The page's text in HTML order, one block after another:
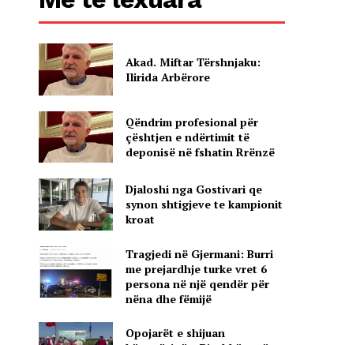
Akad. Miftar Tërshnjaku:
Ilirida Arbërore
Qëndrim profesional për
çështjen e ndërtimit të
deponisë në fshatin Rrënzë
Djaloshi nga Gostivari qe
synon shtigjeve te kampionit
kroat
Tragjedi në Gjermani: Burri
me prejardhje turke vret 6
persona në një qendër për
nëna dhe fëmijë
Opojarët e shijuan